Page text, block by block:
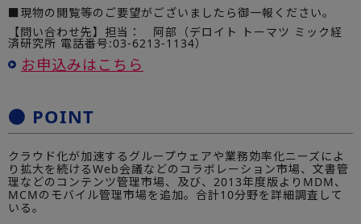
■現物の閲覧等のご要望がございましたら御一報ください。
【問い合わせ先】担当： 阿部（デロイト トーマツ ミック経
済研究所 電話番号:03-6213-1134）
お申込みはこちら
● POINT
クラウド化が加速するグループウェアや業務効率化ニーズによ
り拡大を続けるWeb会議などのコラボレーション市場、文書管
理などのコンテンツ管理市場、及び、2013年度版よりMDM、
MCMのモバイル管理市場を追加。合計10分野を詳細調査して
いる。